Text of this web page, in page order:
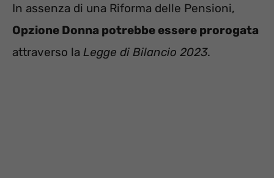
In assenza di una Riforma delle Pensioni,
Opzione Donna potrebbe essere prorogata
attraverso la Legge di Bilancio 2023.